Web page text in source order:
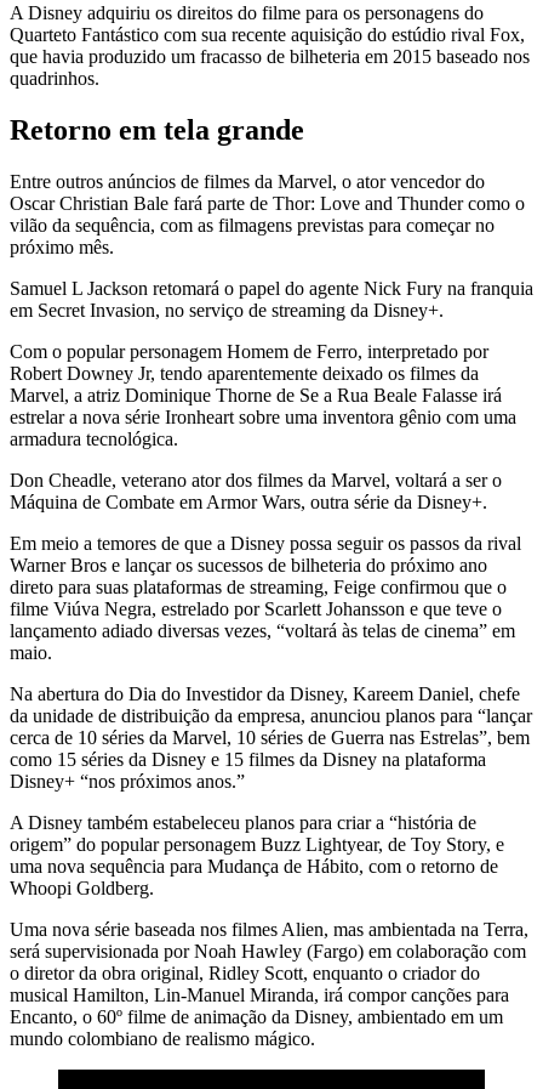
A Disney adquiriu os direitos do filme para os personagens do
Quarteto Fantástico com sua recente aquisição do estúdio rival Fox,
que havia produzido um fracasso de bilheteria em 2015 baseado nos
quadrinhos.
Retorno em tela grande
Entre outros anúncios de filmes da Marvel, o ator vencedor do
Oscar Christian Bale fará parte de Thor: Love and Thunder como o
vilão da sequência, com as filmagens previstas para começar no
próximo mês.
Samuel L Jackson retomará o papel do agente Nick Fury na franquia
em Secret Invasion, no serviço de streaming da Disney+.
Com o popular personagem Homem de Ferro, interpretado por
Robert Downey Jr, tendo aparentemente deixado os filmes da
Marvel, a atriz Dominique Thorne de Se a Rua Beale Falasse irá
estrelar a nova série Ironheart sobre uma inventora gênio com uma
armadura tecnológica.
Don Cheadle, veterano ator dos filmes da Marvel, voltará a ser o
Máquina de Combate em Armor Wars, outra série da Disney+.
Em meio a temores de que a Disney possa seguir os passos da rival
Warner Bros e lançar os sucessos de bilheteria do próximo ano
direto para suas plataformas de streaming, Feige confirmou que o
filme Viúva Negra, estrelado por Scarlett Johansson e que teve o
lançamento adiado diversas vezes, “voltará às telas de cinema” em
maio.
Na abertura do Dia do Investidor da Disney, Kareem Daniel, chefe
da unidade de distribuição da empresa, anunciou planos para “lançar
cerca de 10 séries da Marvel, 10 séries de Guerra nas Estrelas”, bem
como 15 séries da Disney e 15 filmes da Disney na plataforma
Disney+ “nos próximos anos.”
A Disney também estabeleceu planos para criar a “história de
origem” do popular personagem Buzz Lightyear, de Toy Story, e
uma nova sequência para Mudança de Hábito, com o retorno de
Whoopi Goldberg.
Uma nova série baseada nos filmes Alien, mas ambientada na Terra,
será supervisionada por Noah Hawley (Fargo) em colaboração com
o diretor da obra original, Ridley Scott, enquanto o criador do
musical Hamilton, Lin-Manuel Miranda, irá compor canções para
Encanto, o 60º filme de animação da Disney, ambientado em um
mundo colombiano de realismo mágico.